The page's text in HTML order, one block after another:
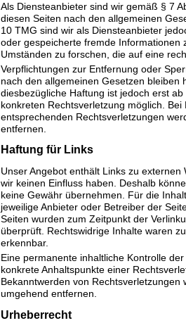
Als Diensteanbieter sind wir gemäß § 7
diesen Seiten nach den allgemeinen
10 TMG sind wir als Diensteanbieter
oder gespeicherte fremde Informationen
Umständen zu forschen, die auf eine
Verpflichtungen zur Entfernung oder
nach den allgemeinen Gesetzen bleiben
diesbezügliche Haftung ist jedoch erst
konkreten Rechtsverletzung möglich. Bei
entsprechenden Rechtsverletzungen
entfernen.
Haftung für Links
Unser Angebot enthält Links zu
wir keinen Einfluss haben. Deshalb
keine Gewähr übernehmen. Für die
jeweilige Anbieter oder Betreiber der
Seiten wurden zum Zeitpunkt der
überprüft. Rechtswidrige Inhalte waren
erkennbar.
Eine permanente inhaltliche Kontrolle
konkrete Anhaltspunkte einer
Bekanntwerden von Rechtsverletzungen
umgehend entfernen.
Urheberrecht